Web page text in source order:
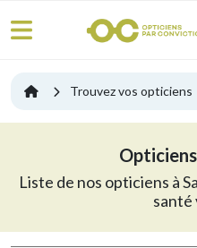
Trouvez vos opticiens
Opticiens
Liste de nos opticiens à
santé